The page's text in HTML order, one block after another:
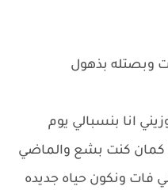
وبصتله بذهول
انا بنسبالي يوم
كمان كنت بشع والماضي
فات ونكون حياه جديده